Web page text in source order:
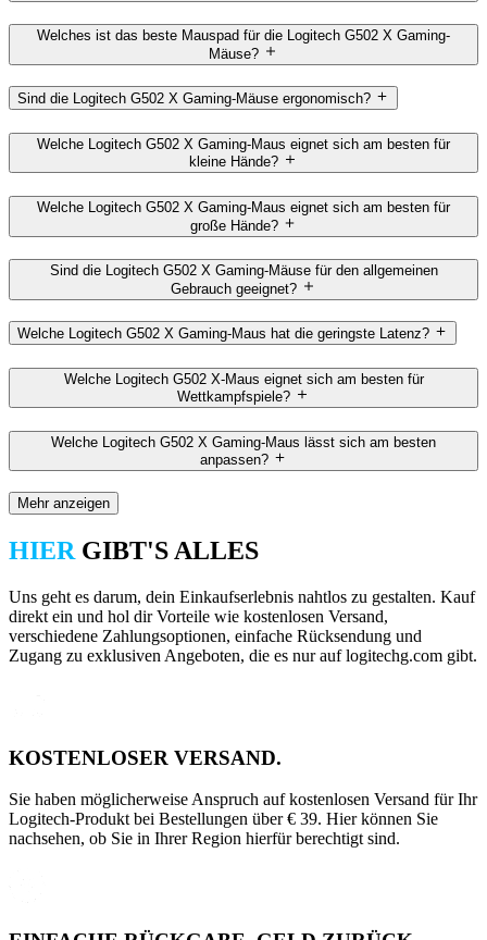
Welches ist das beste Mauspad für die Logitech G502 X Gaming-
Mäuse?
Sind die Logitech G502 X Gaming-Mäuse ergonomisch?
Welche Logitech G502 X Gaming-Maus eignet sich am besten für
kleine Hände?
Welche Logitech G502 X Gaming-Maus eignet sich am besten für
große Hände?
Sind die Logitech G502 X Gaming-Mäuse für den allgemeinen
Gebrauch geeignet?
Welche Logitech G502 X Gaming-Maus hat die geringste Latenz?
Welche Logitech G502 X-Maus eignet sich am besten für
Wettkampfspiele?
Welche Logitech G502 X Gaming-Maus lässt sich am besten
anpassen?
Mehr anzeigen
HIER GIBT'S ALLES
Uns geht es darum, dein Einkaufserlebnis nahtlos zu gestalten. Kauf
direkt ein und hol dir Vorteile wie kostenlosen Versand,
verschiedene Zahlungsoptionen, einfache Rücksendung und
Zugang zu exklusiven Angeboten, die es nur auf logitechg.com gibt.
KOSTENLOSER VERSAND.
Sie haben möglicherweise Anspruch auf kostenlosen Versand für Ihr
Logitech-Produkt bei Bestellungen über € 39. Hier können Sie
nachsehen, ob Sie in Ihrer Region hierfür berechtigt sind.